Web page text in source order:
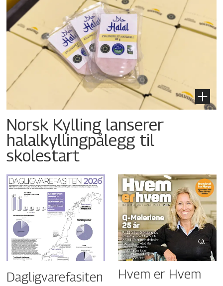
Norsk Kylling lanserer
halalkyllingpålegg til
skolestart
Dagligvarefasiten Hvem er Hvem